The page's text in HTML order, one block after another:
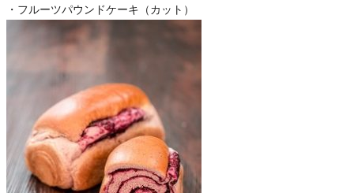
・フルーツパウンドケーキ（カット）